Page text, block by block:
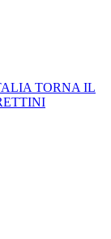
TORNA IL